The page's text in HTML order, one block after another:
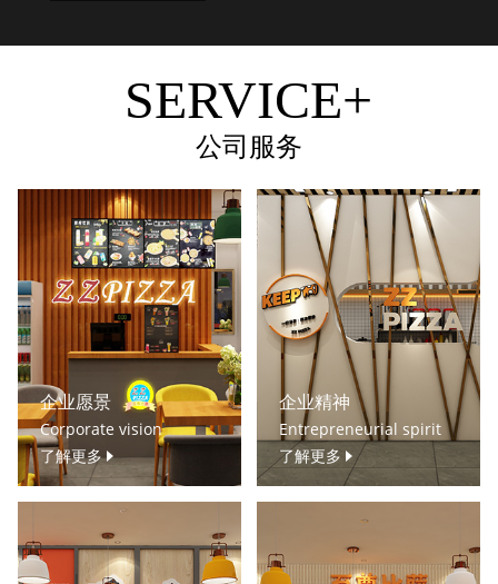
SERVICE+
公司服务
企业愿景
Corporate vision
了解更多
企业精神
Entrepreneurial spirit
了解更多